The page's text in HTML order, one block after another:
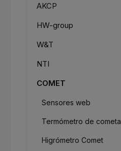
AKCP
HW-group
W&T
NTI
COMET
Sensores web
Termómetro de cometa
Higrómetro Comet